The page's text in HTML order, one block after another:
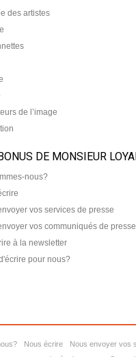
des artistes
de l’image
DE MONSIEUR
nous?
vos services de presse
vos communiqués de presse
à la newsletter
pour nous?
Nous écrire
Nous envoyer vos